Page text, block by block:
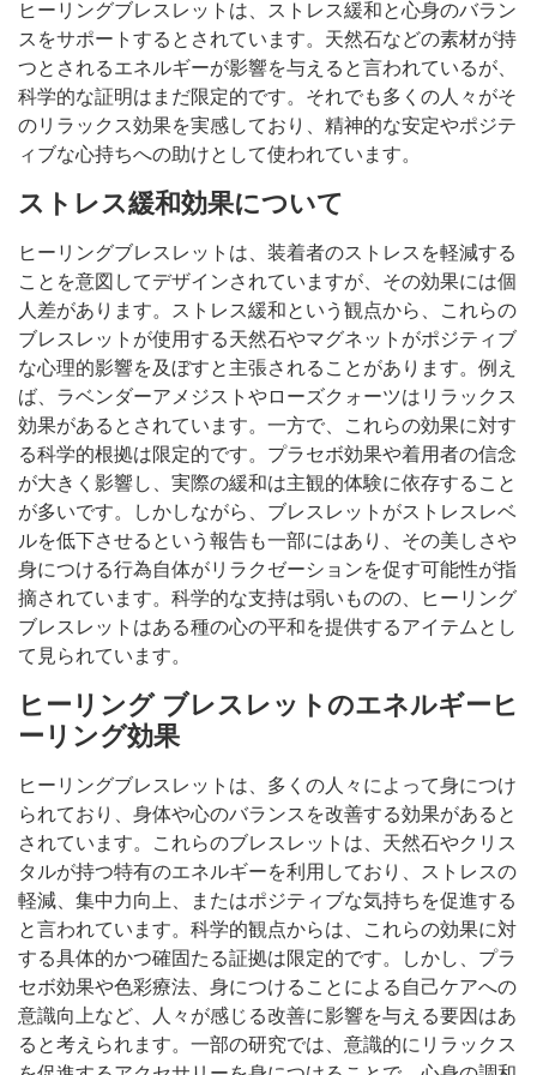
ヒーリングブレスレットは、ストレス緩和と心身のバラン
スをサポートするとされています。天然石などの素材が持
つとされるエネルギーが影響を与えると言われているが、
科学的な証明はまだ限定的です。それでも多くの人々がそ
のリラックス効果を実感しており、精神的な安定やポジテ
ィブな心持ちへの助けとして使われています。
ストレス緩和効果について
ヒーリングブレスレットは、装着者のストレスを軽減する
ことを意図してデザインされていますが、その効果には個
人差があります。ストレス緩和という観点から、これらの
ブレスレットが使用する天然石やマグネットがポジティブ
な心理的影響を及ぼすと主張されることがあります。例え
ば、ラベンダーアメジストやローズクォーツはリラックス
効果があるとされています。一方で、これらの効果に対す
る科学的根拠は限定的です。プラセボ効果や着用者の信念
が大きく影響し、実際の緩和は主観的体験に依存すること
が多いです。しかしながら、ブレスレットがストレスレベ
ルを低下させるという報告も一部にはあり、その美しさや
身につける行為自体がリラクゼーションを促す可能性が指
摘されています。科学的な支持は弱いものの、ヒーリング
ブレスレットはある種の心の平和を提供するアイテムとし
て見られています。
ヒーリング ブレスレットのエネルギーヒ
ーリング効果
ヒーリングブレスレットは、多くの人々によって身につけ
られており、身体や心のバランスを改善する効果があると
されています。これらのブレスレットは、天然石やクリス
タルが持つ特有のエネルギーを利用しており、ストレスの
軽減、集中力向上、またはポジティブな気持ちを促進する
と言われています。科学的観点からは、これらの効果に対
する具体的かつ確固たる証拠は限定的です。しかし、プラ
セボ効果や色彩療法、身につけることによる自己ケアへの
意識向上など、人々が感じる改善に影響を与える要因はあ
ると考えられます。一部の研究では、意識的にリラックス